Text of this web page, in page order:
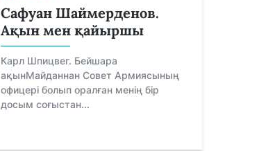
Сафуан Шаймерденов.
Ақын мен қайыршы
Карл Шпицвег. Бейшара
ақынМайданнан Совет Армиясының
офицері болып оралған менің бір
досым соғыстан...